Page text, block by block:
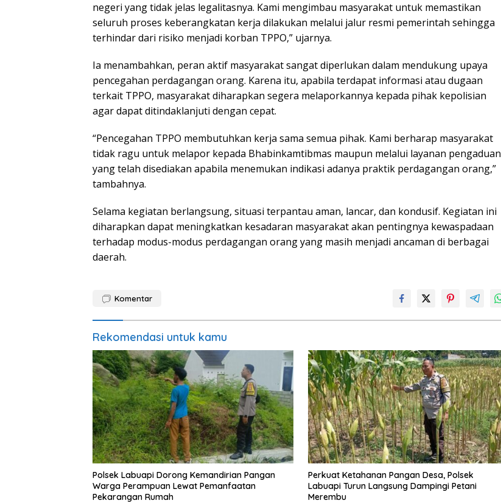
negeri yang tidak jelas legalitasnya. Kami mengimbau masyarakat untuk memastikan
seluruh proses keberangkatan kerja dilakukan melalui jalur resmi pemerintah sehingga
terhindar dari risiko menjadi korban TPPO,” ujarnya.
Ia menambahkan, peran aktif masyarakat sangat diperlukan dalam mendukung upaya
pencegahan perdagangan orang. Karena itu, apabila terdapat informasi atau dugaan
terkait TPPO, masyarakat diharapkan segera melaporkannya kepada pihak kepolisian
agar dapat ditindaklanjuti dengan cepat.
“Pencegahan TPPO membutuhkan kerja sama semua pihak. Kami berharap masyarakat
tidak ragu untuk melapor kepada Bhabinkamtibmas maupun melalui layanan pengaduan
yang telah disediakan apabila menemukan indikasi adanya praktik perdagangan orang,”
tambahnya.
Selama kegiatan berlangsung, situasi terpantau aman, lancar, dan kondusif. Kegiatan ini
diharapkan dapat meningkatkan kesadaran masyarakat akan pentingnya kewaspadaan
terhadap modus-modus perdagangan orang yang masih menjadi ancaman di berbagai
daerah.
Komentar
Rekomendasi untuk kamu
Polsek Labuapi Dorong Kemandirian Pangan
Warga Perampuan Lewat Pemanfaatan
Pekarangan Rumah
Perkuat Ketahanan Pangan Desa, Polsek
Labuapi Turun Langsung Dampingi Petani
Merembu